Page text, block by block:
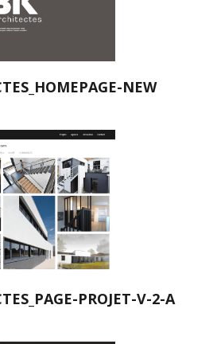
NEW
PROJET-V-2-A